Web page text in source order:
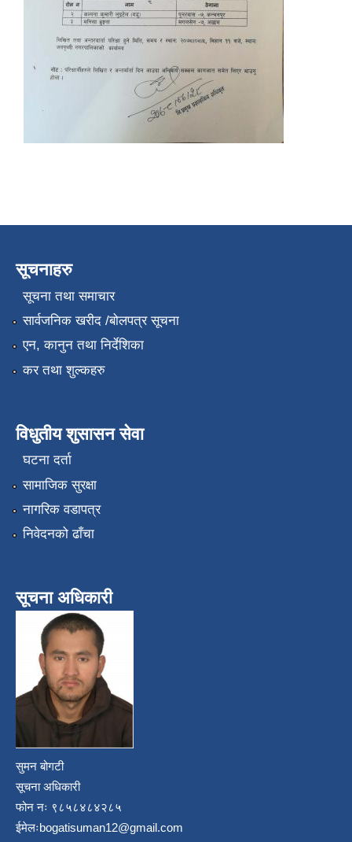
सूचनाहरु
सूचना तथा समाचार
सार्वजनिक खरीद /बोलपत्र सूचना
एन, कानुन तथा निर्देशिका
कर तथा शुल्कहरु
विधुतीय शुसासन सेवा
घटना दर्ता
सामाजिक सुरक्षा
नागरिक वडापत्र
निवेदनको ढाँचा
सूचना अधिकारी
सुमन बोगटी
सूचना अधिकारी
फोन नः ९८५८४८४२८५
ईमेलःbogatisuman12@gmail.com